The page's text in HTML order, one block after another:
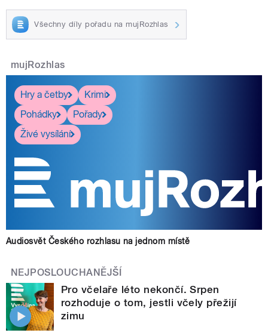
Všechny díly pořadu na mujRozhlas
mujRozhlas
Hry a četby
Krimi
Pohádky
Pořady
Živé vysílání
Audiosvět Českého rozhlasu na jednom místě
NEJPOSLOUCHANĚJŠÍ
Pro včelaře léto nekončí. Srpen
rozhoduje o tom, jestli včely přežijí
zimu